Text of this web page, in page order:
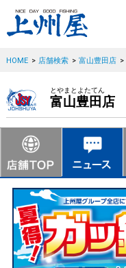
HOME > 店舗検索 > 富山豊田店 >
とやまとよたてん
富山豊田店